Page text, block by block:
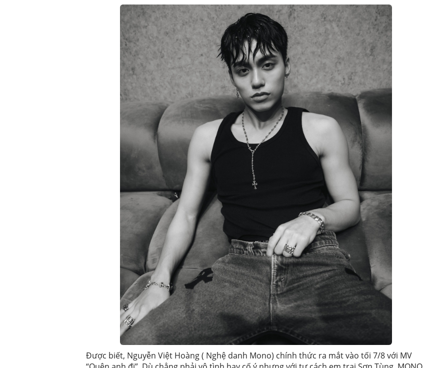
Được biết, Nguyễn Việt Hoàng ( Nghệ danh Mono) chính thức ra mắt vào tối 7/8 với MV